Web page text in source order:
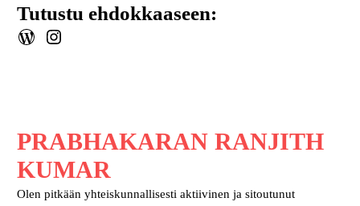
Tutustu ehdokkaaseen:
WordPress Instagram
PRABHAKARAN RANJITH
KUMAR
Olen pitkään yhteiskunnallisesti aktiivinen ja sitoutunut